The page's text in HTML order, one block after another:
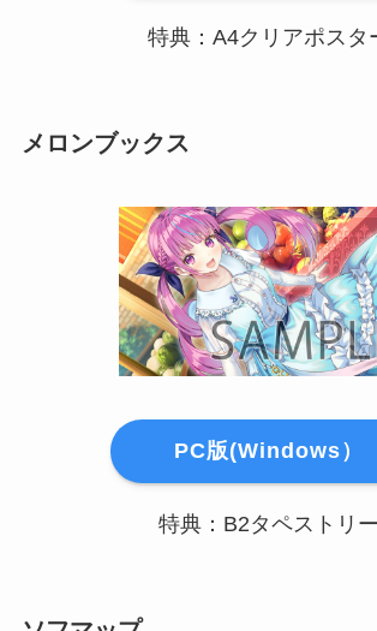
特典：A4クリアポスタ
メロンブックス
PC版(Windows）
特典：B2タペストリー